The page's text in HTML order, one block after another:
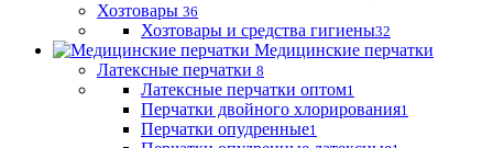
Хозтовары 36
Хозтовары и средства гигиены32
Медицинские перчатки
Латексные перчатки 8
Латексные перчатки оптом1
Перчатки двойного хлорирования1
Перчатки опудренные1